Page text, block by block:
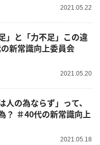
2021.05.22
」と「力不足」この違
新常識向上委員会
2021.05.20
人の為ならず」って、
？ ＃40代の新常識向上
2021.05.18